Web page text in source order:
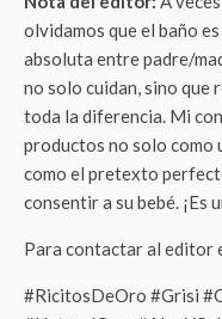
olvidamos que el baño
absoluta entre padre/
no solo cuidan, sino que
toda la diferencia. Mi
productos no solo como
como el pretexto
consentir a su bebé. ¡Es
Para contactar al editor
#RicitosDeOro #Grisi